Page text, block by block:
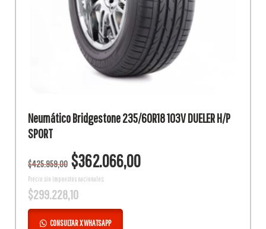
Neumático Bridgestone 235/60R18 103V DUELER H/P
SPORT
$425.959,00
El
precio
original
era:
$362.066,00precio
Precio sin impuestos nacionales:
$299.228,10
CONSULTAR X WHATSAPP